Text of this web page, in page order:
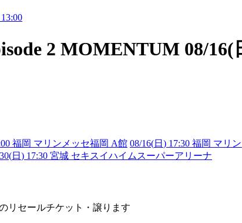
2 MOMENTUM 08/
福岡 マリンメッセ福岡 A館 08/16(日 ) 17:30 福岡 マリ
日 ) 17:30 宮城 セキスイハイムスーパーアリーナ
リセールチケット・譲ります